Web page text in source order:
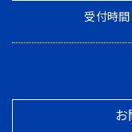
受付時間